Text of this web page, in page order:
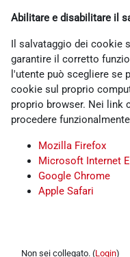
Abilitare e disabilitare il
Il salvataggio dei cookie
garantire il corretto
l'utente può scegliere se
cookie sul proprio
proprio browser. Nei link
procedere
Mozilla Firefox
Microsoft Internet
Google Chrome
Apple Safari
Non sei collegato. (Login)